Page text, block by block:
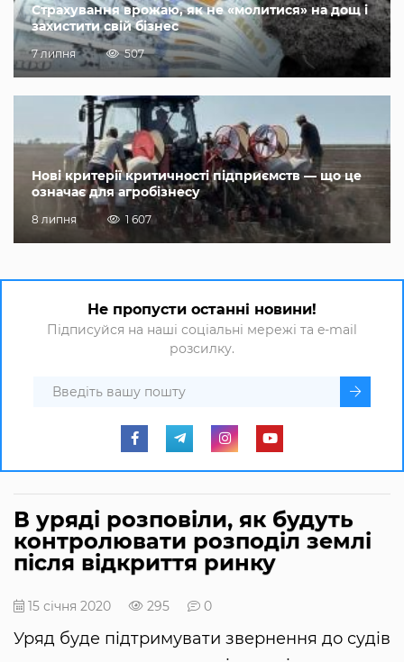
Страхування врожаю, як не «молитися» на дощ і
захистити свій бізнес
7 липня 507
Нові критерії критичності підприємств — що це
означає для агробізнесу
8 липня 1 607
Не пропусти останні новини!
Підписуйся на наші соціальні мережі та e-mail
розсилку.
В уряді розповіли, як будуть
контролювати розподіл землі
після відкриття ринку
15 січня 2020 295 0
Уряд буде підтримувати звернення до судів